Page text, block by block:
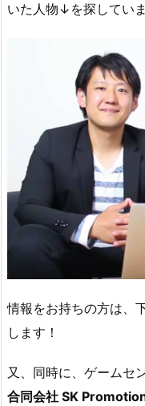
いた人物↓を探していま
情報をお持ちの方は、
します！
又、同時に、ゲームセ
合同会社 SK